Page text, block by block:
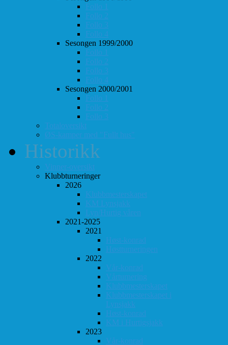
Follo 1
Follo 2
Follo 3
Follo 4
Sesongen 1999/2000
Follo 1
Follo 2
Follo 3
Follo 4
Sesongen 2000/2001
Follo 1
Follo 2
Follo 3
Totaloversikt
ØS-kamper med "Fullt hus"
Historikk
Vinner-oversikt
Klubbturneringer
2026
Klubbmesterskapet
KM Lynsjakk
Lyn/Hurtig våren
2021-2025
2021
Høst-konrad
Høstturneringen
2022
Vår-konrad
Vårturnering
Klubbmesterskapet
Klubbmesterskapet i
Lynsjakk
Høst-konrad
KM i Hurtigsjakk
2023
Vår-konrad